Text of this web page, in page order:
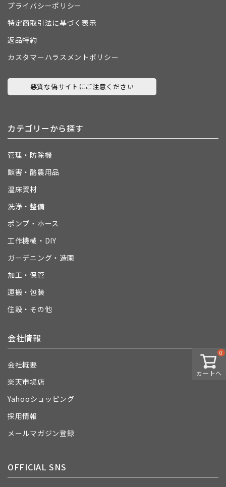
カートへ
0
プライバシーポリシー
特定商取引法に基づく表示
返品特約
カスタマーハラスメントポリシー
悪質な偽サイトにご注意ください
カテゴリーから探す
管理・防除機
獣害・酪農用品
温床資材
洗浄・整備
ポンプ・ホース
工作機械・DIY
ガーデニング・造園
加工・保管
運搬・包装
住設・その他
会社情報
会社概要
楽天市場店
Yahooショッピング
採用情報
メールマガジン登録
OFFICIAL SNS